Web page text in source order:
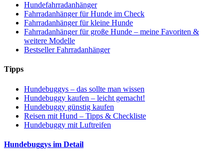
Hundefahrradanhänger
Fahrradanhänger für Hunde im Check
Fahrradanhänger für kleine Hunde
Fahrradanhänger für große Hunde – meine Favoriten &
weitere Modelle
Bestseller Fahrradanhänger
Tipps
Hundebuggys – das sollte man wissen
Hundebuggy kaufen – leicht gemacht!
Hundebuggy günstig kaufen
Reisen mit Hund – Tipps & Checkliste
Hundebuggy mit Luftreifen
Hundebuggys im Detail